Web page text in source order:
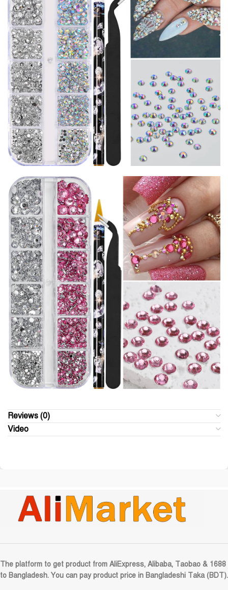
Reviews (0)
Video
The platform to get product from AliExpress, Alibaba, Taobao & 1688
to Bangladesh. You can pay product price in Bangladeshi Taka (BDT).